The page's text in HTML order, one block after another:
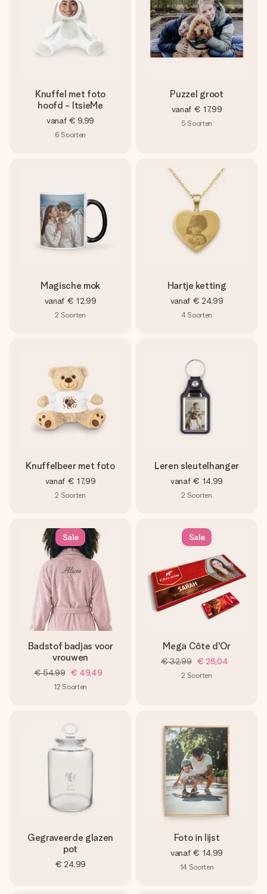
Knuffel met foto
hoofd - ItsieMe
vanaf € 9,99
6 Soorten
Puzzel groot
vanaf € 17,99
5 Soorten
Magische mok
vanaf € 12,99
2 Soorten
Hartje ketting
vanaf € 24,99
4 Soorten
Knuffelbeer met foto
vanaf € 17,99
2 Soorten
Leren sleutelhanger
vanaf € 14,99
2 Soorten
Sale
Badstof badjas voor
vrouwen
€ 54,99 € 49,49
12 Soorten
Sale
Mega Côte d'Or
€ 32,99 € 28,04
2 Soorten
Gegraveerde glazen
pot
€ 24,99
Foto in lijst
vanaf € 14,99
14 Soorten